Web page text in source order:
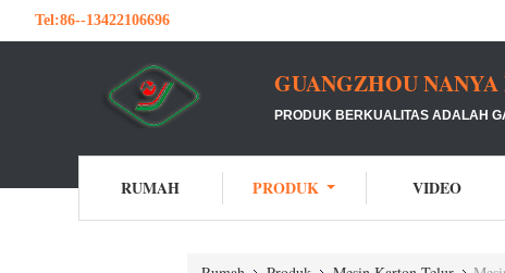
Tel:86--13422106696
GUANGZHOU
PRODUK BERKUALITAS ADALAH
RUMAH PRODUK VIDEO